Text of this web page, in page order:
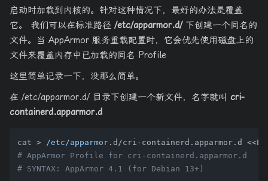
启动时加载到内核的。针对这种情况下，最好的办法是覆盖
它。 我们可以在标准路径 /etc/apparmor.d/下创建一个同名的
文件。当 AppArmor 服务重载配置时，它会优先使用磁盘上的
文件来覆盖内存中已加载的同名 Profile
这里简单记录一下，没那么简单。
在 /etc/apparmor.d/ 目录下创建一个新文件，名字就叫 cri-
containerd.apparmor.d
cat >
/etc/apparm
# AppArmor Profile for cri-containerd.apparmor.d
# SYNTAX: AppArmor 4.1 (for Debian 13+)